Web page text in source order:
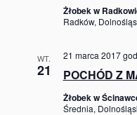
Żłobek w
Radków,
WT.
21 POCHÓD Z
21 marca 2017
Żłobek w
Średnia,